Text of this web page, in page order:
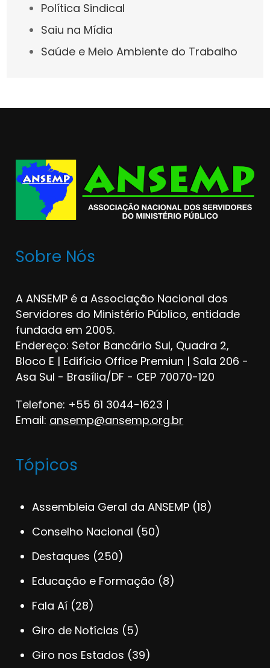
Política Sindical
Saiu na Mídia
Saúde e Meio Ambiente do Trabalho
Sobre Nós
A ANSEMP é a Associação Nacional dos
Servidores do Ministério Público, entidade
fundada em 2005.
Endereço: Setor Bancário Sul, Quadra 2,
Bloco E | Edifício Office Premiun | Sala 206 -
Asa Sul - Brasília/DF - CEP 70070-120
Telefone: +55 61 3044-1623 |
Email: ansemp@ansemp.org.br
Tópicos
Assembleia Geral da ANSEMP (18)
Conselho Nacional (50)
Destaques (250)
Educação e Formação (8)
Fala Aí (28)
Giro de Notícias (5)
Giro nos Estados (39)